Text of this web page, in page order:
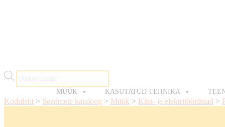
Products
MÜÜK KASUTATUD TEHNIKA
Koduleht > Seadmete kataloog > Müük > Käsi- ja elektritööriistad >